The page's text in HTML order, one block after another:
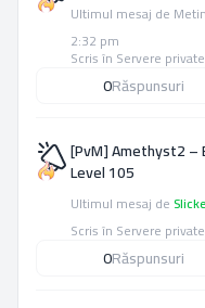
Ultimul mesaj de
2:32 pm
Scris în Servere private
0Răspunsuri
[PvM] Amethyst2 –
Level 105
Ultimul mesaj de
Scris în Servere private
0Răspunsuri